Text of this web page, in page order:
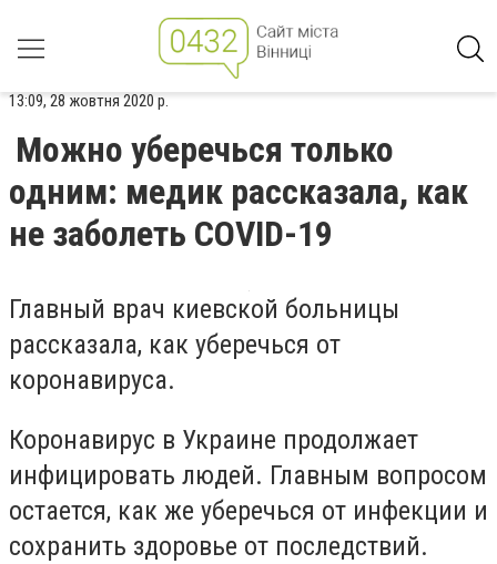
13:09, 28 жовтня 2020 р.
Можно уберечься только
одним: медик рассказала, как
не заболеть COVID-19
Главный врач киевской больницы
рассказала, как уберечься от
коронавируса.
Коронавирус в Украине продолжает
инфицировать людей. Главным вопросом
остается, как же уберечься от инфекции и
сохранить здоровье от последствий.